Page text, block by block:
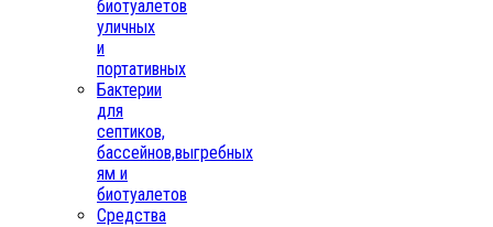
биотуалетов
уличных
и
портативных
Бактерии
для
септиков,
бассейнов,выгребных
ям и
биотуалетов
Средства